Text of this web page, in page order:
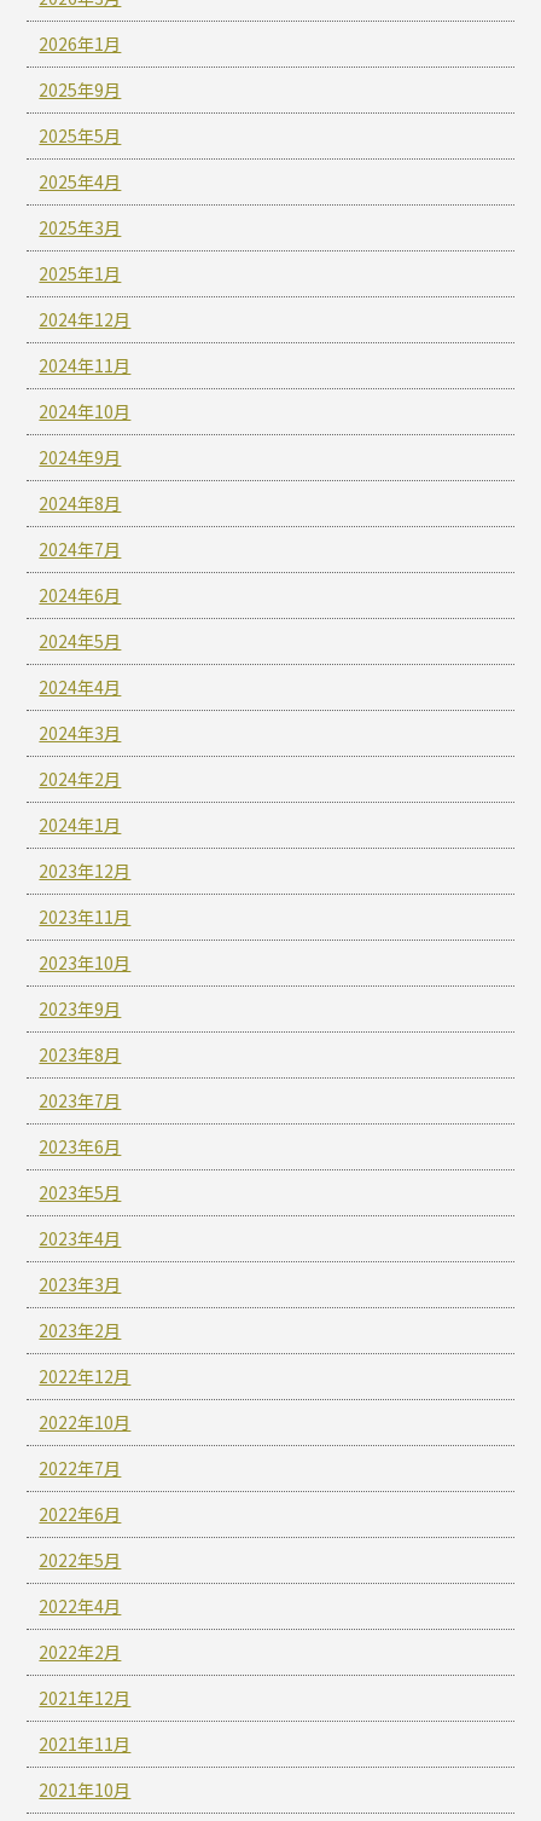
2026年1月
2025年9月
2025年5月
2025年4月
2025年3月
2025年1月
2024年12月
2024年11月
2024年10月
2024年9月
2024年8月
2024年7月
2024年6月
2024年5月
2024年4月
2024年3月
2024年2月
2024年1月
2023年12月
2023年11月
2023年10月
2023年9月
2023年8月
2023年7月
2023年6月
2023年5月
2023年4月
2023年3月
2023年2月
2022年12月
2022年10月
2022年7月
2022年6月
2022年5月
2022年4月
2022年2月
2021年12月
2021年11月
2021年10月